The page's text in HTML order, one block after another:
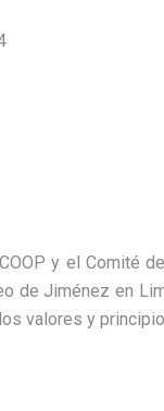
y el Comité
Jiménez en
valores y